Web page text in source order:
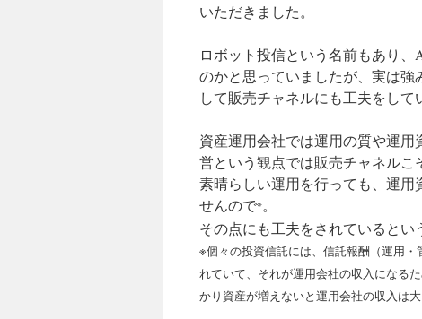
いただきました。
ロボット投信という名前もあり
のかと思っていましたが、実は
して販売チャネルにも工夫をして
資産運用会社では運用の質や運
営という観点では販売チャネルこ
素晴らしい運用を行っても、運用
せんので※。
その点にも工夫をされているとい
※個々の投資信託には、信託報酬（運用
れていて、それが運用会社の収入になる
かり資産が増えないと運用会社の収入は